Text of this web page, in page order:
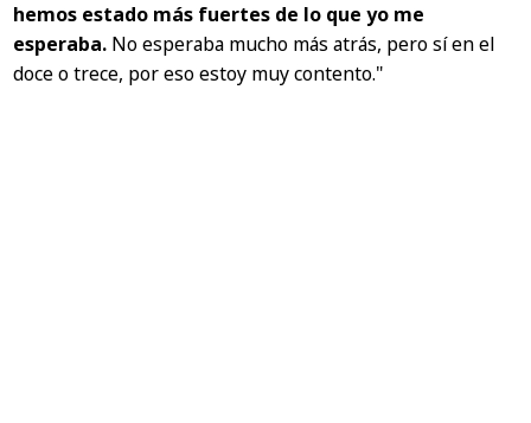
hemos estado más fuertes de lo que yo me
esperaba. No esperaba mucho más atrás, pero sí en el
doce o trece, por eso estoy muy contento."